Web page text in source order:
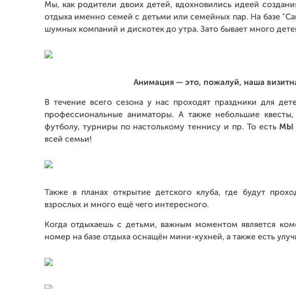
Мы, как родители двоих детей, вдохновились идеей
отдыха именно семей с детьми или семейных пар. На базе
шумных компаний и дискотек до утра. Зато бывает много
Анимация — это, пожалуй, наша
В течение всего сезона у нас проходят праздники для
профессиональные аниматоры. А также небольшие
футболу, турниры по настолькому теннису и пр. То есть МЫ
всей семьи!
Также в планах открытие детского клуба, где будут
взрослых и много ещё чего интересного.
Когда отдыхаешь с детьми, важным моментом является
номер на базе отдыха оснащён мини-кухней, а также есть